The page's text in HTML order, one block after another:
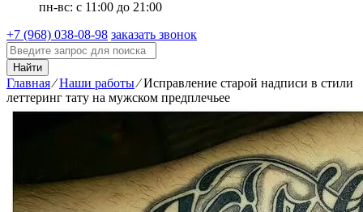
пн-вс: с 11:00 до 21:00
+7 (968) 038-08-98 заказать звонок
Найти
Главная⁄Наши работы⁄Исправление старой надписи в стили
леттеринг тату на мужском предплечьее